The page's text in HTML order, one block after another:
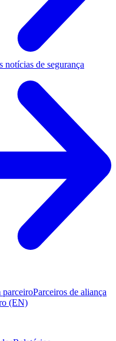
notícias de segurança
parceiroParceiros de aliança
(EN)